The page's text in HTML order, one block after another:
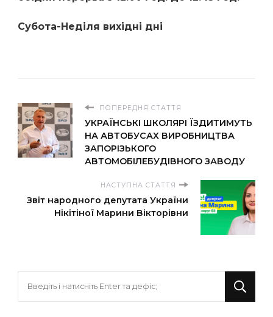
Субота-Неділя вихідні дні
ПОПЕРЕДНЯ СТАТТЯ
УКРАЇНСЬКІ ШКОЛЯРІ ЇЗДИТИМУТЬ
НА АВТОБУСАХ ВИРОБНИЦТВА
ЗАПОРІЗЬКОГО
АВТОМОБІЛЕБУДІВНОГО ЗАВОДУ
НАСТУПНА СТАТТЯ
Звіт народного депутата України
Нікітіної Марини Вікторівни